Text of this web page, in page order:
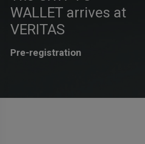
WALLET arrives at
VERITAS
Pre-registration